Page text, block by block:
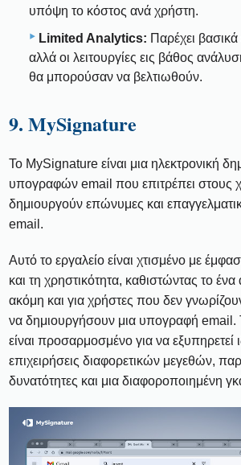
υπόψη το κόστος ανά χρήστη.
Limited Analytics: Παρέχει βασικά
αλλά οι λειτουργίες εις βάθος
θα μπορούσαν να βελτιωθούν.
9. MySignature
Το MySignature είναι μια ηλεκτρονική
υπογραφών email που επιτρέπει στους
δημιουργούν επώνυμες και
email.
Αυτό το εργαλείο είναι χτισμένο με
και τη χρηστικότητα, καθιστώντας το
ακόμη και για χρήστες που δεν
να δημιουργήσουν μια υπογραφή
είναι προσαρμοσμένο για να εξυπηρετεί
επιχειρήσεις διαφορετικών μεγεθών,
δυνατότητες και μια διαφοροποιημένη